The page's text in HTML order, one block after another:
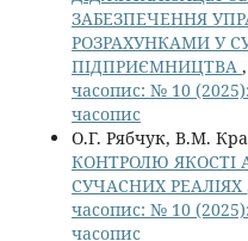
ЗАБЕЗПЕЧЕННЯ
РОЗРАХУНКАМИ У
ПІДПРИЄМНИЦТВА ,
часопис: № 10
часопис
О.Г. Рябчук, В.М.
КОНТРОЛЮ ЯКОСТІ
СУЧАСНИХ РЕАЛІЯХ
часопис: № 10
часопис